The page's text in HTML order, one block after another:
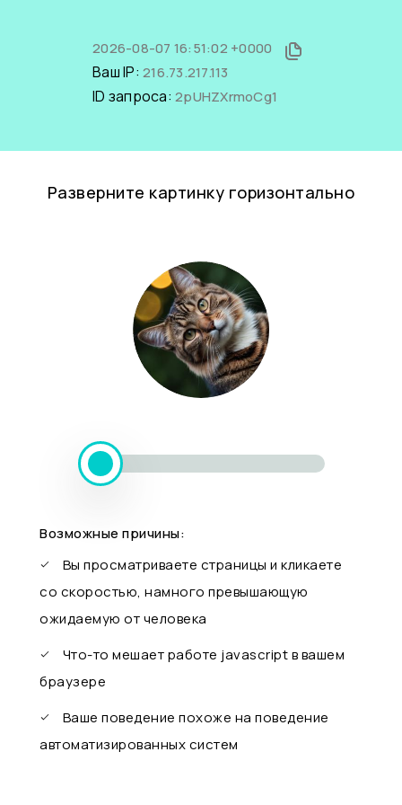
2026-08-07 16:51:02 +0000
Ваш IP: 216.73.217.113
ID запроса: 2pUHZXrmoCg1
Разверните картинку горизонтально
Возможные причины:
Вы просматриваете страницы и кликаете
со скоростью, намного превышающую
ожидаемую от человека
Что-то мешает работе javascript в вашем
браузере
Ваше поведение похоже на поведение
автоматизированных систем